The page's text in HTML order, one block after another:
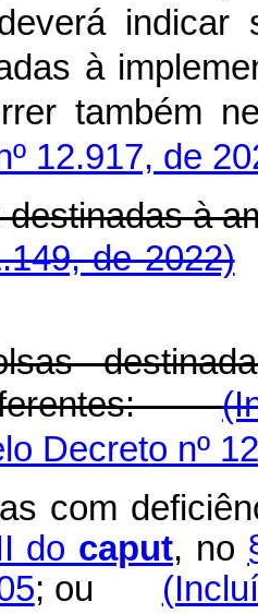
à
também
12.917, de
destinadas
de 2022)
Decreto nº
com
do caput, no
; ou